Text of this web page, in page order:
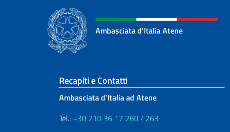
Ambasciata d'Italia Atene
Sezione footer
Recapiti e Contatti
Ambasciata d’Italia ad Atene
Tel.: +30 210 36 17 260 / 263